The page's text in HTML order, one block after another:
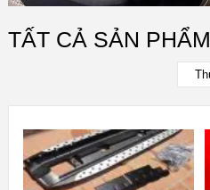
TẤT CẢ SẢN PHẨM